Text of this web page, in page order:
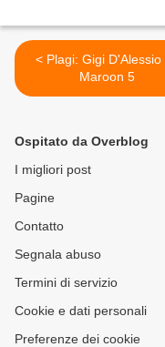
< Plagi: Gigi D'Alessio vs
Maroon 5
Ospitato da Overblog
I migliori post
Pagine
Contatto
Segnala abuso
Termini di servizio
Cookie e dati personali
Preferenze dei cookie